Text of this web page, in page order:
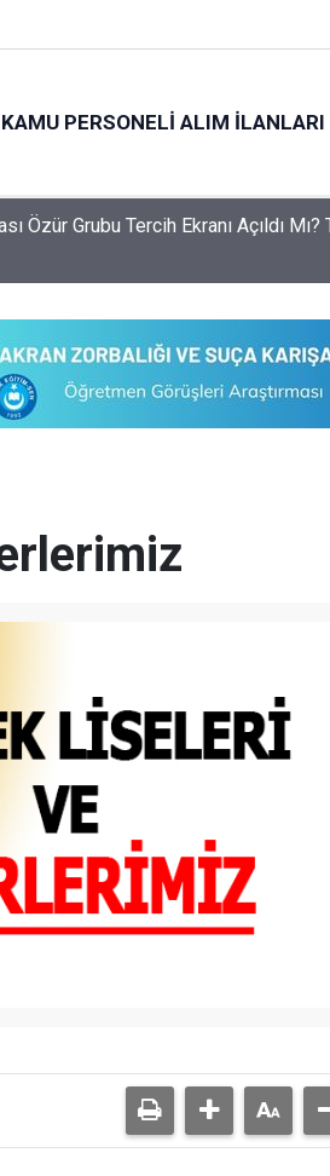
KAMU PERSONELI ALIM İLANLARI
Liselerde Doluluk %76'yı Aştı,